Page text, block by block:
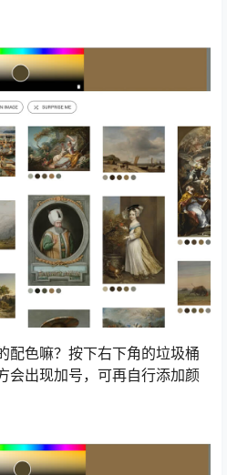
配色嘛？按下右下角的垃圾桶
会出现加号，可再自行添加颜